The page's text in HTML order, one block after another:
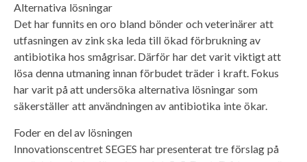
Alternativa lösningar
Det har funnits en oro bland bönder och veterinärer att
utfasningen av zink ska leda till ökad förbrukning av
antibiotika hos smågrisar. Därför har det varit viktigt att
lösa denna utmaning innan förbudet träder i kraft. Fokus
har varit på att undersöka alternativa lösningar som
säkerställer att användningen av antibiotika inte ökar.
Foder en del av lösningen
Innovationscentret SEGES har presenterat tre förslag på